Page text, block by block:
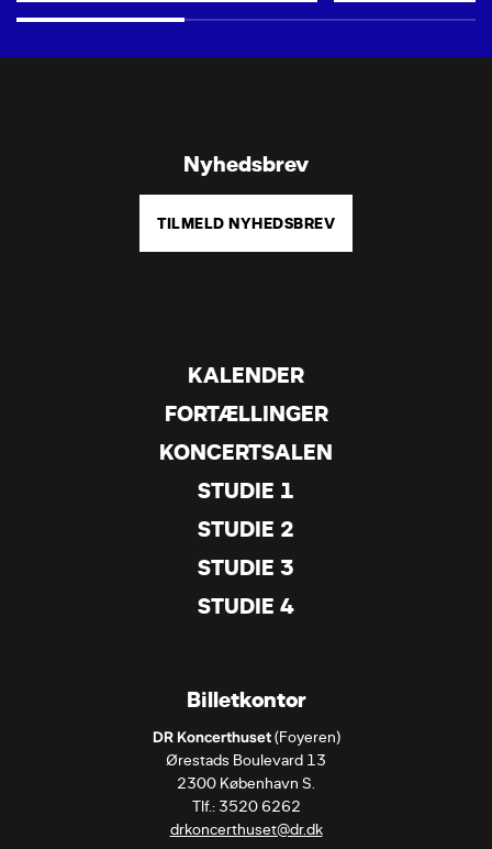
KALENDER
FORTÆLLINGER
KONCERTSALEN
STUDIE 1
STUDIE 2
STUDIE 3
STUDIE 4
Nyhedsbrev
TILMELD NYHEDSBREV
Billetkontor
DR Koncerthuset (Foyeren)
Ørestads Boulevard 13
2300 København S.
drkoncerthuset@dr.dk